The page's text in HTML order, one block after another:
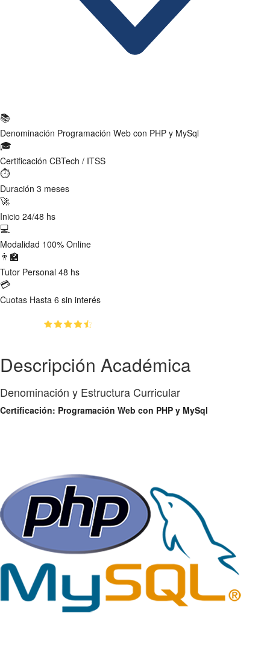
📚
Denominación Programación Web con PHP y MySql
🎓
Certificación CBTech / ITSS
⏱
Duración 3 meses
🚀
Inicio 24/48 hs
💻
Modalidad 100% Online
👨‍🏫
Tutor Personal 48 hs
💳
Cuotas Hasta 6 sin interés
Descripción Académica
Denominación y Estructura Curricular
Certificación: Programación Web con PHP y MySql